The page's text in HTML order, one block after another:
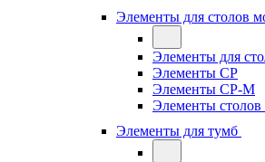
Элементы для столов
Элементы для
Элементы СР
Элементы СР-М
Элементы
Элементы для тумб